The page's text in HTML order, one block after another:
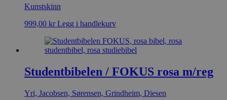
Kunstskinn
999,00 kr Legg i handlekurv
Studentbibelen / FOKUS rosa m/reg
Yri, Jacobsen, Sørensen, Grindheim, Diesen